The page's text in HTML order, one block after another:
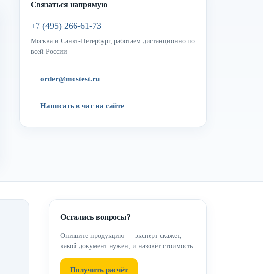
Связаться напрямую
+7 (495) 266-61-73
Москва и Санкт-Петербург, работаем дистанционно по
всей России
order@mostest.ru
Написать в чат на сайте
Остались вопросы?
Опишите продукцию — эксперт скажет,
какой документ нужен, и назовёт стоимость.
Получить расчёт